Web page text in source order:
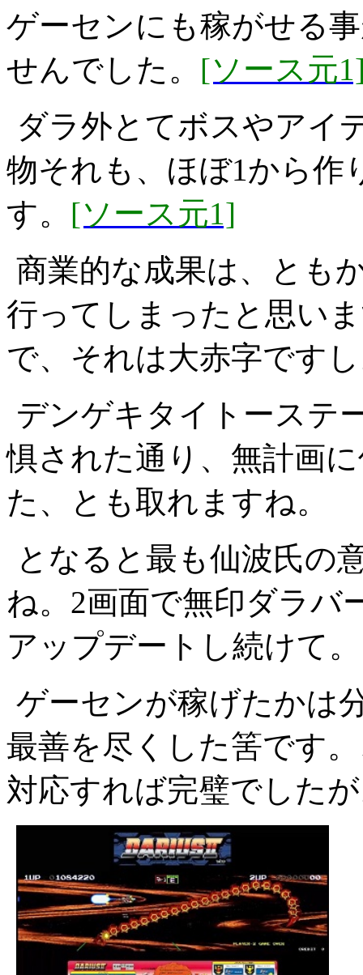
ゲーセンにも稼がせる
せんでした。 [ソース元
ダラ外とてボスやアイ
物それも、ほぼ1から作
す。 [ソース元1]
商業的な成果は、とも
行ってしまったと思い
で、それは大赤字です
デンゲキタイトーステ
惧された通り、無計画
た、とも取れますね。
となると最も仙波氏の
ね。2画面で無印ダラバ
アップデートし続けて。
ゲーセンが稼げたかは
最善を尽くした筈です
対応すれば完璧でした